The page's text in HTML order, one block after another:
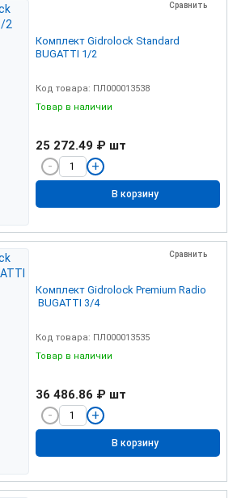
Сравнить
Комплект Gidrolock Standard
BUGATTI 1/2
Код товара: ПЛ000013538
Товар в наличии
25 272.49 ₽ шт
В корзину
Сравнить
Комплект Gidrolock Premium Radio
BUGATTI 3/4
Код товара: ПЛ000013535
Товар в наличии
36 486.86 ₽ шт
В корзину